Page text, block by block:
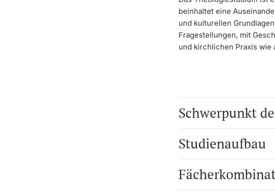
beinhaltet eine
und kulturellen
Fragestellungen, mit
und kirchlichen Praxis wie
Schwerpunkt
Studienaufbau